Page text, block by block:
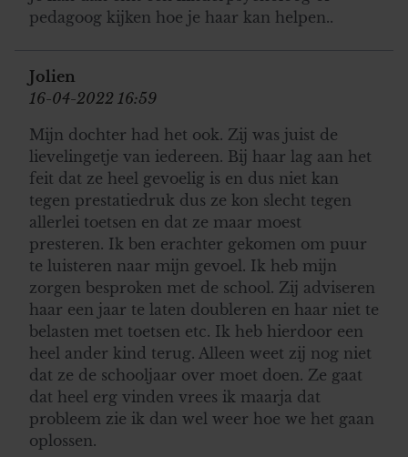
pedagoog kijken hoe je haar kan helpen..
Jolien
16-04-2022 16:59
Mijn dochter had het ook. Zij was juist de
lievelingetje van iedereen. Bij haar lag aan het
feit dat ze heel gevoelig is en dus niet kan
tegen prestatiedruk dus ze kon slecht tegen
allerlei toetsen en dat ze maar moest
presteren. Ik ben erachter gekomen om puur
te luisteren naar mijn gevoel. Ik heb mijn
zorgen besproken met de school. Zij adviseren
haar een jaar te laten doubleren en haar niet te
belasten met toetsen etc. Ik heb hierdoor een
heel ander kind terug. Alleen weet zij nog niet
dat ze de schooljaar over moet doen. Ze gaat
dat heel erg vinden vrees ik maarja dat
probleem zie ik dan wel weer hoe we het gaan
oplossen.